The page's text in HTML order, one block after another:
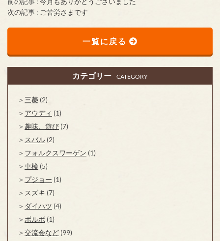
次の記事 : ご苦労さまです
一覧に戻る
カテゴリー CATEGORY
三菱 (2)
アウディ (1)
趣味、遊び (7)
スバル (2)
フォルクスワーゲン (1)
車検 (5)
プジョー (1)
スズキ (7)
ダイハツ (4)
ボルボ (1)
交流会など (99)